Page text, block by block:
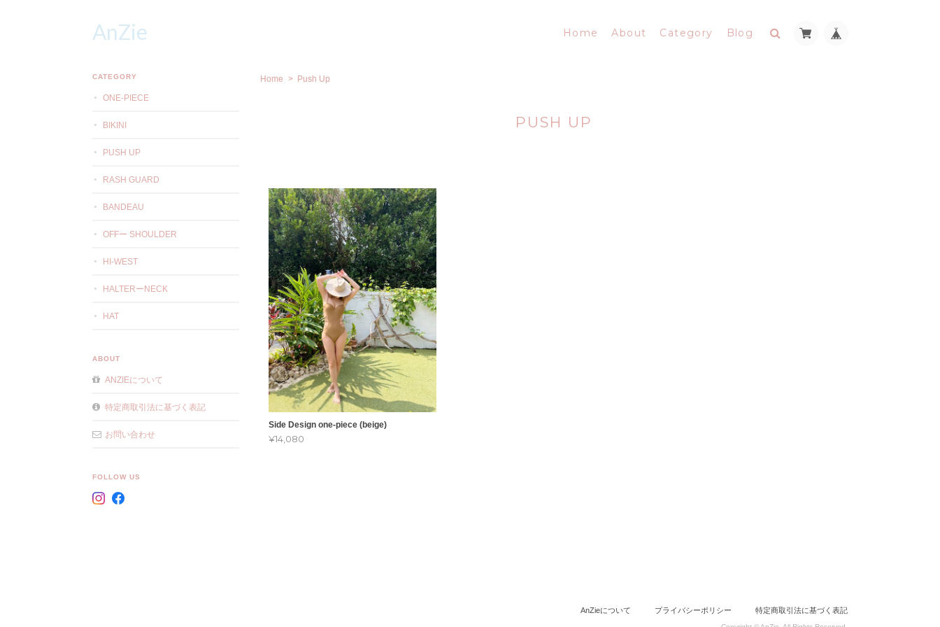
AnZie Home About Category Blog
Home Push Up
PUSH UP
Side Design one-piece (beige)
¥14,080
CATEGORY
ONE-PIECE
BIKINI
PUSH UP
RASH GUARD
BANDEAU
OFFー SHOULDER
HI-WEST
HALTERーNECK
HAT
ABOUT
ANZIEについて
特定商取引法に基づく表記
お問い合わせ
FOLLOW US
AnZieについて プライバシーポリシー 特定商取引法に基づく表記